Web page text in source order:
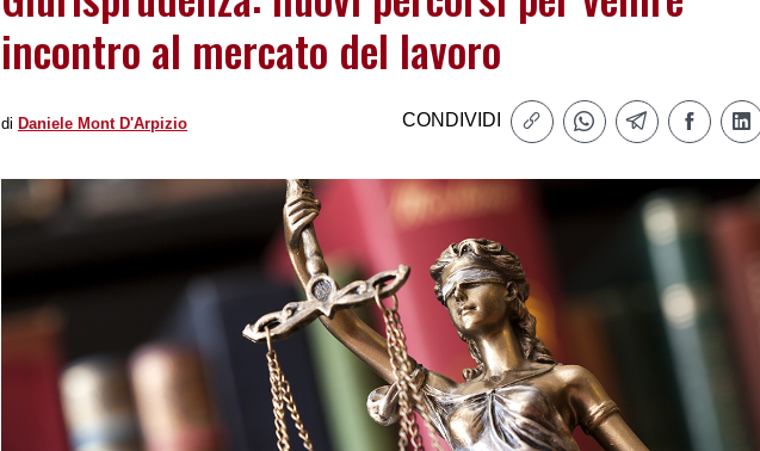
incontro al mercato del lavoro
di Daniele Mont D'Arpizio CONDIVIDI